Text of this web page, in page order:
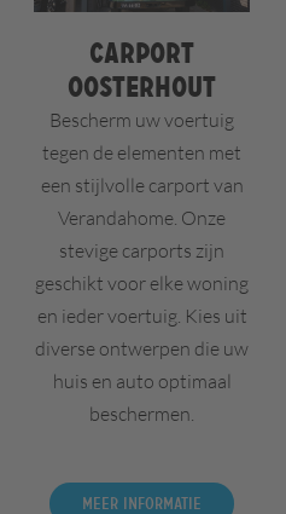
Carport
Oosterhout
Bescherm uw voertuig
tegen de elementen met
een stijlvolle carport van
Verandahome. Onze
stevige carports zijn
geschikt voor elke woning
en ieder voertuig. Kies uit
diverse ontwerpen die uw
huis en auto optimaal
beschermen.
Meer informatie